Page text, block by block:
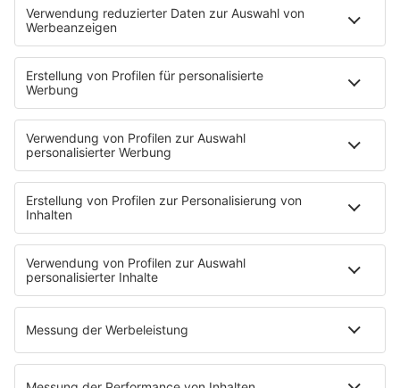
HOME
INFOS
Kontakt
Jobs & Praktika
Pressekontakt
Presse & Downloads
Wetter
EMPFANG
Übersicht